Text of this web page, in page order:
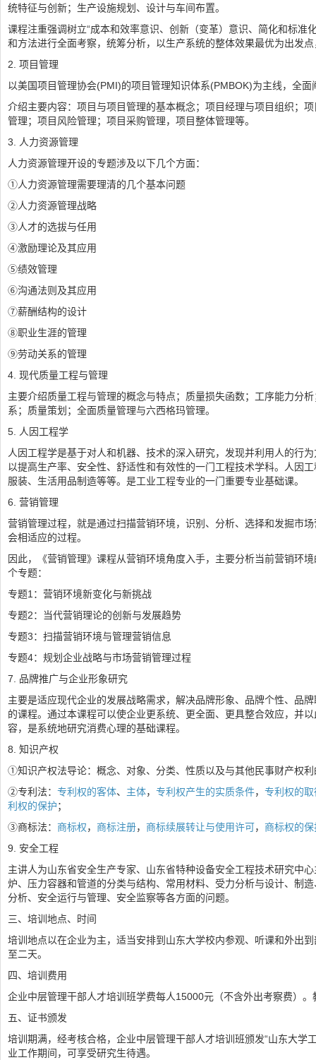
统特征与创新；生产设施规划、设计与车间布置。
课程注重强调树立“成本和效率意识、创新（变革）意识、简化和标
和方法进行全面考察，统筹分析，以生产系统的整体效果最优为出发
2. 项目管理
以美国项目管理协会(PMI)的项目管理知识体系(PMBOK)为主线，全
介绍主要内容：项目与项目管理的基本概念；项目经理与项目组织；
管理；项目风险管理；项目采购管理，项目整体管理等。
3. 人力资源管理
人力资源管理开设的专题涉及以下几个方面：
①人力资源管理需要理清的几个基本问题
②人力资源管理战略
③人才的选拔与任用
④激励理论及其应用
⑤绩效管理
⑥沟通法则及其应用
⑦薪酬结构的设计
⑧职业生涯的管理
⑨劳动关系的管理
4. 现代质量工程与管理
主要介绍质量工程与管理的概念与特点；质量损失函数；工序能力分
系；质量策划；全面质量管理与六西格玛管理。
5. 人因工程学
人因工程学是基于对人和机器、技术的深入研究，发现并利用人的行
以提高生产率、安全性、舒适性和有效性的一门工程技术学科。人因
服装、生活用品制造等等。是工业工程专业的一门重要专业基础课。
6. 营销管理
营销管理过程，就是通过扫描营销环境，识别、分析、选择和发掘市
会相适应的过程。
因此，《营销管理》课程从营销环境角度入手，主要分析当前营销环
个专题：
专题1：营销环境新变化与新挑战
专题2：当代营销理论的创新与发展趋势
专题3：扫描营销环境与管理营销信息
专题4：规划企业战略与市场营销管理过程
7. 品牌推广与企业形象研究
主要是适应现代企业的发展战略需求，解决品牌形象、品牌个性、品
的课程。通过本课程可以使企业更系统、更全面、更具整合效应，并
容，是系统地研究消费心理的基础课程。
8. 知识产权
①知识产权法导论：概念、对象、分类、性质以及与其他民事财产权利
②专利法： 专利权的客体、 主体， 专利权产生的实质条件， 专利权的取
利权的保护；
③商标法： 商标权， 商标注册， 商标续展转让与使用许可， 商标权的保
9. 安全工程
主讲人为山东省安全生产专家、山东省特种设备安全工程技术研究中
炉、压力容器和管道的分类与结构、常用材料、受力分析与设计、制
分析、安全运行与管理、安全监察等各方面的问题。
三、培训地点、时间
培训地点以在企业为主，适当安排到山东大学校内参观、听课和外出
至二天。
四、培训费用
企业中层管理干部人才培训班学费每人15000元（不含外出考察费）
五、证书颁发
培训期满，经考核合格，企业中层管理干部人才培训班颁发“山东大
业工作期间，可享受研究生待遇。